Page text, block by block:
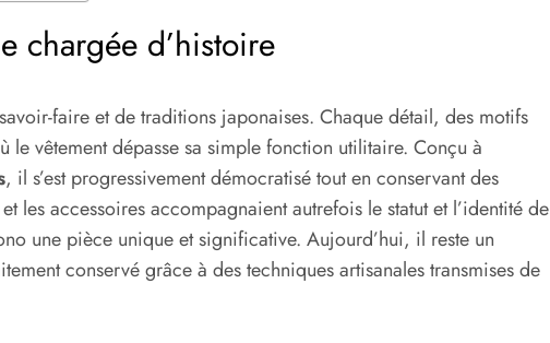
chargée d’histoire
faire et de traditions japonaises. Chaque détail, des motifs
le vêtement dépasse sa simple fonction utilitaire. Conçu à
, il s’est progressivement démocratisé tout en conservant des
et les accessoires accompagnaient autrefois le statut et l’identité de
une pièce unique et significative. Aujourd’hui, il reste un
conservé grâce à des techniques artisanales transmises de